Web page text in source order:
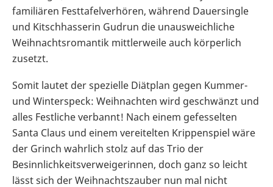
familiären Festtafelverhören, während Dauersingle
und Kitschhasserin Gudrun die unausweichliche
Weihnachtsromantik mittlerweile auch körperlich
zusetzt.
Somit lautet der spezielle Diätplan gegen Kummer-
und Winterspeck: Weihnachten wird geschwänzt und
alles Festliche verbannt! Nach einem gefesselten
Santa Claus und einem vereitelten Krippenspiel wäre
der Grinch wahrlich stolz auf das Trio der
Besinnlichkeitsverweigerinnen, doch ganz so leicht
lässt sich der Weihnachtszauber nun mal nicht